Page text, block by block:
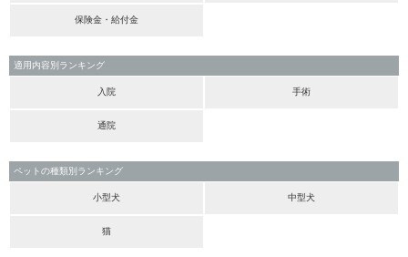
保険金・給付金
適用内容別ランキング
入院 手術
通院
ペットの種類別ランキング
小型犬 中型犬
猫